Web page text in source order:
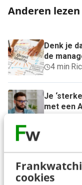
cookies
Anderen
Denk je
de
4 min·
Je
met een
8 min·